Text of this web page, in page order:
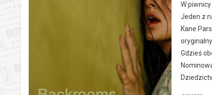
W
Jeden z
Kane
Gdzieś